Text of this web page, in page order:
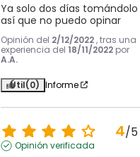
Ya solo dos días tomándolo
así que no puedo opinar
Opinión del 2/12/2022 , tras una
experiencia del 18/11/2022 por
A.A.
Útil(0) Informe
4/5
Opinión verificada